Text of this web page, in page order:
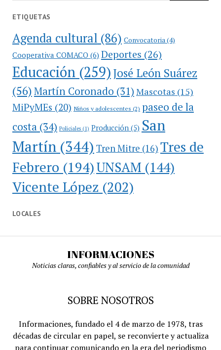
ETIQUETAS
Agenda cultural (86) Convocatoria (4)
Cooperativa COMACO(6) Deportes (26)
Educación(259)José León Suárez
(56)Martín Coronado (31) Mascotas (15)
MiPyMEs (20) Niños y adolescentes (2) paseo de la
costa(34) Policiales(1) Producción(5) San
Martín(344) Tren Mitre (16) Tres de
Febrero (194)UNSAM (144)
Vicente López (202)
LOCALES
INFORMACIONES
Noticias claras, confiables y al servicio de la comunidad
SOBRE NOSOTROS
Informaciones, fundado el 4 de marzo de 1978, tras
décadas de circular en papel, se reconvierte y actualiza
para continuar comunicando en la era del periodismo